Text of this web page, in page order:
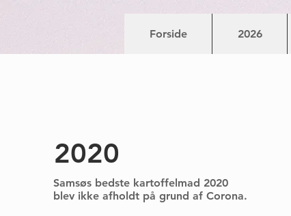
Forside 2026
2020
Samsøs bedste kartoffelmad 2020
blev ikke afholdt på grund af Corona.